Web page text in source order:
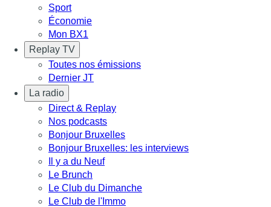
Sport
Économie
Mon BX1
Replay TV
Toutes nos émissions
Dernier JT
La radio
Direct & Replay
Nos podcasts
Bonjour Bruxelles
Bonjour Bruxelles: les interviews
Il y a du Neuf
Le Brunch
Le Club du Dimanche
Le Club de l'Immo